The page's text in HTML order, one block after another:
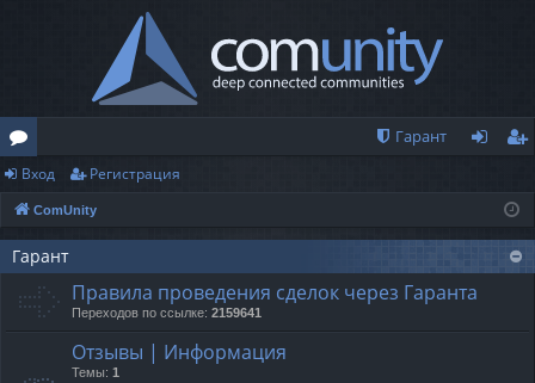
о
ру
м
ы
Гарант
ис
тр
ия
Вход Регистрация
ComUnity
Гарант
Правила проведения сделок через Гаранта
Переходов по ссылке: 2159641
Отзывы | Информация
Темы: 1